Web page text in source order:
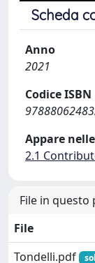
Scheda
Anno
2021
Codice ISBN
Appare
2.1
File in
File
Tondelli.pdf